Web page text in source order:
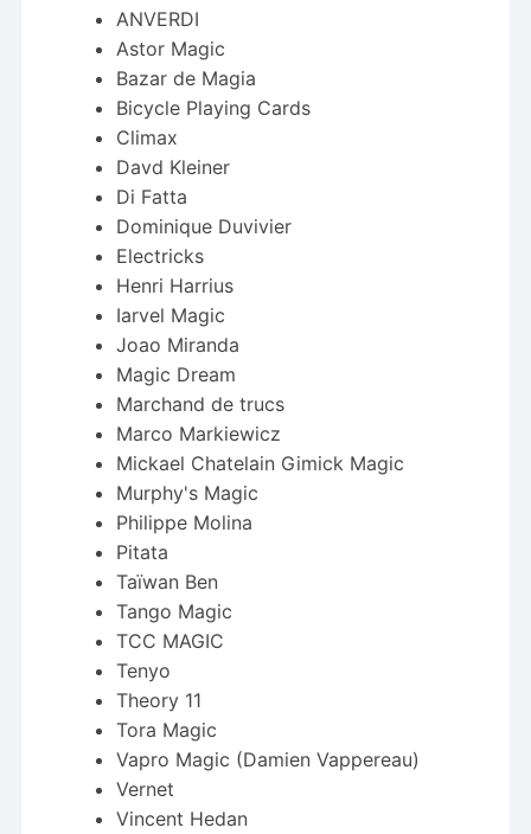
ANVERDI
Astor Magic
Bazar de Magia
Bicycle Playing Cards
Climax
Davd Kleiner
Di Fatta
Dominique Duvivier
Electricks
Henri Harrius
Iarvel Magic
Joao Miranda
Magic Dream
Marchand de trucs
Marco Markiewicz
Mickael Chatelain Gimick Magic
Murphy's Magic
Philippe Molina
Pitata
Taïwan Ben
Tango Magic
TCC MAGIC
Tenyo
Theory 11
Tora Magic
Vapro Magic (Damien Vappereau)
Vernet
Vincent Hedan